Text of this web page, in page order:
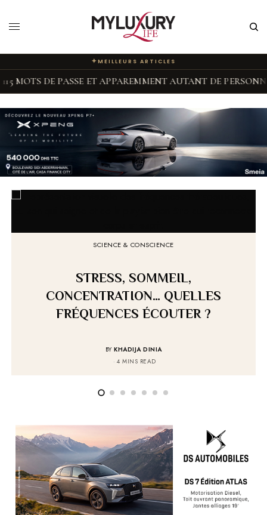
✦MEILLEURS ARTICLES
PASSE ET APPAREMMENT AUTANT DE PERSONNALITÉS ◆
SCIENCE & CONSCIENCE
STRESS, SOMMEIL,
CONCENTRATION… QUELLES
FRÉQUENCES ÉCOUTER ?
BY KHADIJA DINIA
4 MINS READ